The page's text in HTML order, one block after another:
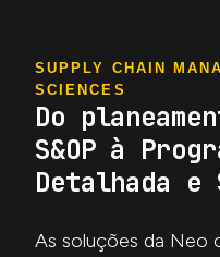
SUPPLY CHAIN
SCIENCES
Do
S&OP à
Detalhada e
As soluções da Neo